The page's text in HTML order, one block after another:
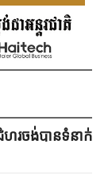
ហរចង់បានទំនាក់